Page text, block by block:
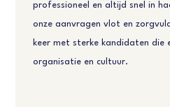
professioneel en altijd snel in
onze aanvragen vlot en
keer met sterke kandidaten die
organisatie en cultuur.